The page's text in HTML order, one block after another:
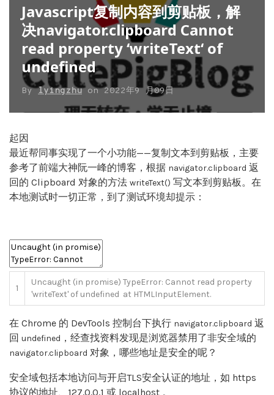
Javascript复制内容到剪贴板，解
决navigator.clipboard Cannot
read property ‘writeText‘ of
undefined
Bylyingzhuon2022年9 月09日
起因
最近帮同事实现了一个小功能——复制文本到剪贴板，主要
参考了前端大神阮一峰的博客，根据 navigator.clipboard 返
回的 Clipboard 对象的方法 writeText() 写文本到剪贴板。在
本地测试时一切正常，到了测试环境却提示：
1
Uncaught (in promise) TypeError: Cannot read property
'writeText' of undefined at HTMLInputElement.
在 Chrome 的 DevTools 控制台下执行 navigator.clipboard 返
回 undefined ，经查找资料发现是浏览器禁用了非安全域的
navigator.clipboard 对象，哪些地址是安全的呢？
安全域包括本地访问与开启TLS安全认证的地址，如 https
协议的地址、127.0.0.1 或 localhost 。